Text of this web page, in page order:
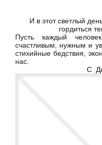
И в этот светлый
гордиться
Пусть каждый
счастливым, нужным и
стихийные бедствия,
нас.
С